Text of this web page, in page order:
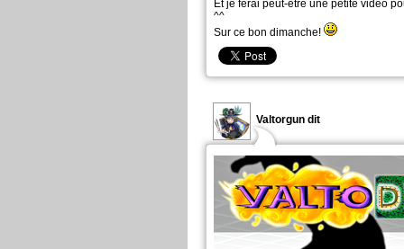
Et je ferai peut-être une petite vidéo
^^
Sur ce bon dimanche!
Valtorgun dit